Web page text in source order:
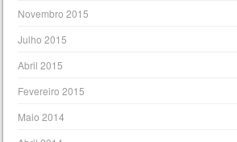
Novembro 2015
Julho 2015
Abril 2015
Fevereiro 2015
Maio 2014